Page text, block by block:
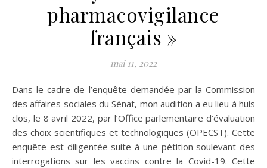
pharmacovigilance
français »
mai 11, 2022
Dans le cadre de l’enquête demandée par la Commission
des affaires sociales du Sénat, mon audition a eu lieu à huis
clos, le 8 avril 2022, par l’Office parlementaire d’évaluation
des choix scientifiques et technologiques (OPECST). Cette
enquête est diligentée suite à une pétition soulevant des
interrogations sur les vaccins contre la Covid-19. Cette